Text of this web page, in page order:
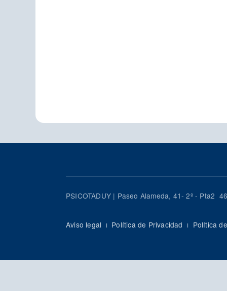
PSICOTADUY | Paseo Alameda, 41- 2º - Pta2
Aviso legal ı Política de Privacidad ı Política